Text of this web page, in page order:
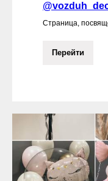
Страница,
Перейти